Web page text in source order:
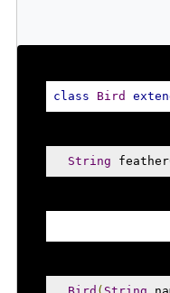
class Bird
String